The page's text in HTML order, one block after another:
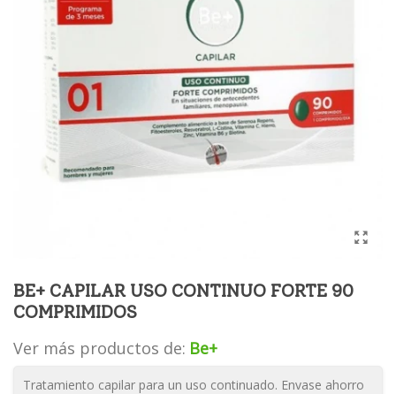
BE+ CAPILAR USO CONTINUO FORTE 90
COMPRIMIDOS
Ver más productos de: Be+
Tratamiento capilar para un uso continuado. Envase ahorro